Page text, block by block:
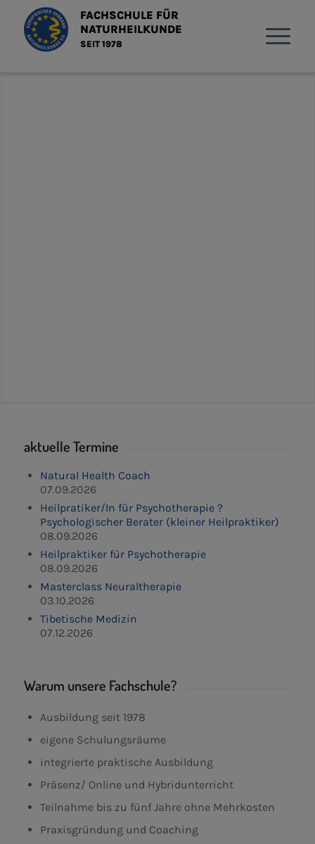
FACHSCHULE FÜR
NATURHEILKUNDE
SEIT 1978
aktuelle Termine
Natural Health Coach
07.09.2026
Heilpratiker/In für Psychotherapie ?
Psychologischer Berater (kleiner Heilpraktiker)
08.09.2026
Heilpraktiker für Psychotherapie
08.09.2026
Masterclass Neuraltherapie
03.10.2026
Tibetische Medizin
07.12.2026
Warum unsere Fachschule?
Ausbildung seit 1978
eigene Schulungsräume
integrierte praktische Ausbildung
Präsenz/ Online und Hybridunterricht
Teilnahme bis zu fünf Jahre ohne Mehrkosten
Praxisgründung und Coaching